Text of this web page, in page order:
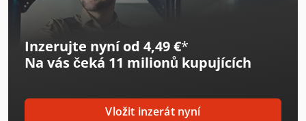
Inzerujte nyní od 4,49 €*
Na vás čeká 11 milionů kupujících
Vložit inzerát nyní